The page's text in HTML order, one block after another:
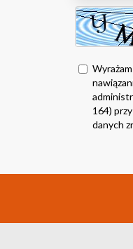
164)
danych